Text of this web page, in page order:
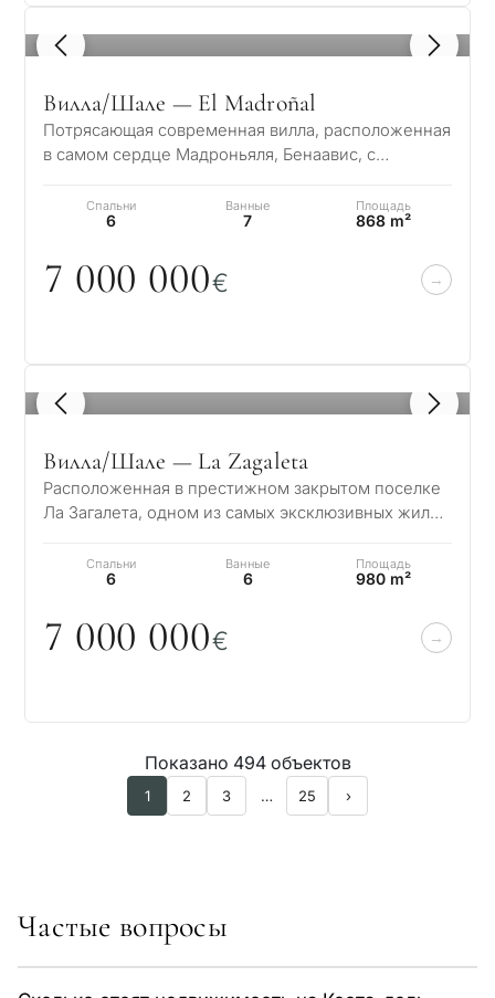
1 / 8
Вилла/Шале — El Madroñal
Потрясающая современная вилла, расположенная
в самом сердце Мадроньяля, Бенаавис, с
Спальни
6
Ванные
7
Площадь
868 m²
7 000 000€
1 / 8
Вилла/Шале — La Zagaleta
Расположенная в престижном закрытом поселке
Ла Загалета, одном из самых эксклюзивных жилых
Спальни
6
Ванные
6
Площадь
980 m²
7 000 000€
Показано 494 объектов
1 2 3 … 25 ›
Частые вопросы